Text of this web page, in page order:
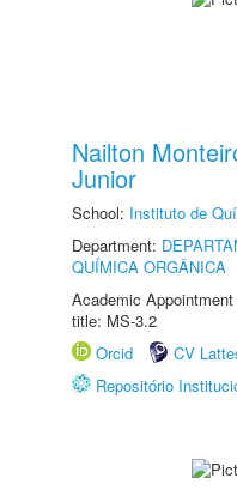
Nailton
Junior
School: Instituto de
Department:
QUÍMICA ORGÂNICA
Academic
title: MS-3.2
Orcid
CV
Repositório